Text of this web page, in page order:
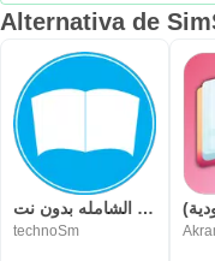
Alternativa de
المكتبة الشامله بدون نت
technoSm